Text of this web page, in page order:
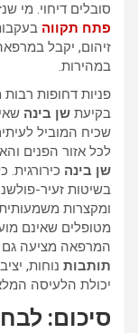
סובלים דיחוי. מי
פתח תקווה
זיהום, יקבל
במהירות.
פניות דחופות
בקיעת שן בינה
שכיח המוביל
לכל אזור הפנים
שן בינה כירורגית.
בשיטות זעיר-
ומקצרות
מטופלים שאינם
המרפאה מציעה גם
תותבות נוחות,
יכולת הלעיסה
סיכום: